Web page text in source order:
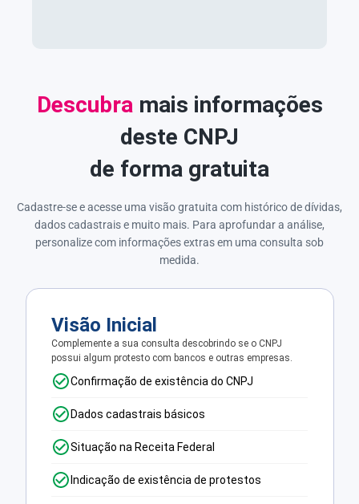
Descubra mais informações
deste CNPJ
de forma gratuita
Cadastre-se e acesse uma visão gratuita com histórico de dívidas,
dados cadastrais e muito mais. Para aprofundar a análise,
personalize com informações extras em uma consulta sob
medida.
Visão Inicial
Complemente a sua consulta descobrindo se o CNPJ
possui algum protesto com bancos e outras empresas.
Confirmação de existência do CNPJ
Dados cadastrais básicos
Situação na Receita Federal
Indicação de existência de protestos